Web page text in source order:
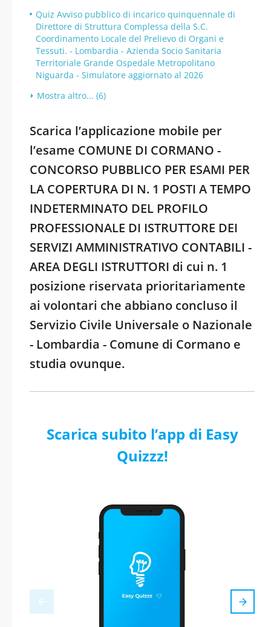
Quiz Avviso pubblico di incarico quinquennale di
Direttore di Struttura Complessa della S.C.
Coordinamento Locale del Prelievo di Organi e
Tessuti. - Lombardia - Azienda Socio Sanitaria
Territoriale Grande Ospedale Metropolitano
Niguarda - Simulatore aggiornato al 2026
Mostra altro... (6)
Scarica l’applicazione mobile per
l’esame COMUNE DI CORMANO -
CONCORSO PUBBLICO PER ESAMI PER
LA COPERTURA DI N. 1 POSTI A TEMPO
INDETERMINATO DEL PROFILO
PROFESSIONALE DI ISTRUTTORE DEI
SERVIZI AMMINISTRATIVO CONTABILI -
AREA DEGLI ISTRUTTORI di cui n. 1
posizione riservata prioritariamente
ai volontari che abbiano concluso il
Servizio Civile Universale o Nazionale
- Lombardia - Comune di Cormano e
studia ovunque.
Scarica subito l’app di Easy
Quizzz!